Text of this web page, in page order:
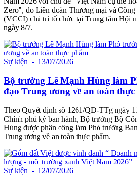
Zero", do Liên đoàn Thương mại và
(VCCI) chủ trì tổ chức tại Trung tâm Hội
ngày 8/7.
Sự kiện - 13/07/2026
Bộ trưởng Lê Mạnh Hùng làm
đạo Trung ương về an toàn thực
Theo Quyết định số 1261/QĐ-TTg ngày
Chính phủ ký ban hành, Bộ trưởng Bộ
Hùng được phân công làm Phó trưởng
Trung ương về an toàn thực phẩm.
Sự kiện - 12/07/2026